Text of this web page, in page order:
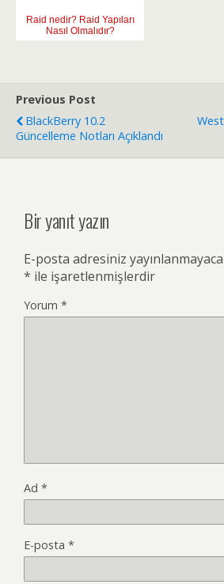
Raid nedir? Raid Yapıları
Nasıl Olmalıdır?
Previous Post
BlackBerry 10.2
Güncelleme Notları Açıklandı
Bir yanıt yazın
E-posta adresiniz
* ile işaretlenmişlerdir
Yorum *
Ad *
E-posta *